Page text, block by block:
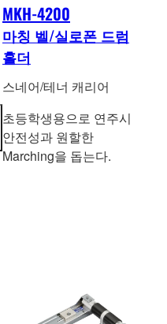
MKH-4200
마칭 벨/실로폰 드럼
홀더
스네어/테너 캐리어
초등학생용으로 연주시
안전성과 원할한
Marching을 돕는다.